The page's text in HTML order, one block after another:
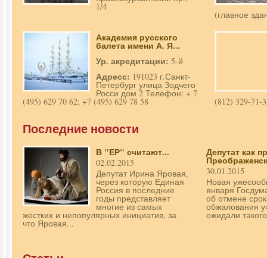
1/4
(главное
Академия русского
балета имени А. Я...
Ур. акредитации: 5-й
Адресс: 191023 г.Санкт-
Петербург улица Зодчего
Росси дом 2 Телефон: + 7
(495) 629 70 62; +7 (495) 629 78 58 (812) 329-71-
Последние новости
В "ЕР" считают...
02.02.2015
Депутат Ирина Яровая,
через которую Единая
Россия в последние
годы представляет
многие из самых
жестких и непопулярных инициатив, за
что Яровая...
Депутат как
30.01.2015
Новая
января
об отмене
обжалования
ожидали